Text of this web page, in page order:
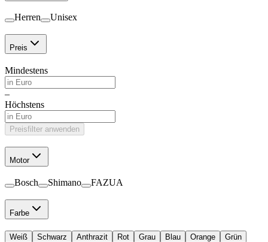
Herren Unisex
Preis
Mindestens
–
Höchstens
Preisfilter anwenden
Motor
Bosch Shimano FAZUA
Farbe
Weiß Schwarz Anthrazit Rot Grau Blau Orange
Grün